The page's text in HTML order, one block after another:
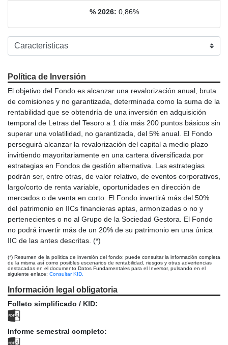
% 2026: 0,86%
Política de Inversión
El objetivo del Fondo es alcanzar una revalorización anual, bruta
de comisiones y no garantizada, determinada como la suma de la
rentabilidad que se obtendría de una inversión en adquisición
temporal de Letras del Tesoro a 1 día más 200 puntos básicos sin
superar una volatilidad, no garantizada, del 5% anual. El Fondo
perseguirá alcanzar la revalorización del capital a medio plazo
invirtiendo mayoritariamente en una cartera diversificada por
estrategias en Fondos de gestión alternativa. Las estrategias
podrán ser, entre otras, de valor relativo, de eventos corporativos,
largo/corto de renta variable, oportunidades en dirección de
mercados o de venta en corto. El Fondo invertirá más del 50%
del patrimonio en IICs financieras aptas, armonizadas o no y
pertenecientes o no al Grupo de la Sociedad Gestora. El Fondo
no podrá invertir más de un 20% de su patrimonio en una única
IIC de las antes descritas. (*)
(*) Resumen de la política de inversión del fondo; puede consultar la información completa
de la misma así como posibles escenarios de rentabilidad, riesgos y otras advertencias
destacadas en el documento Datos Fundamentales para el Inversor, pulsando en el
siguiente enlace: Consultar KID.
Información legal obligatoria
Folleto simplificado / KID:
Informe semestral completo: